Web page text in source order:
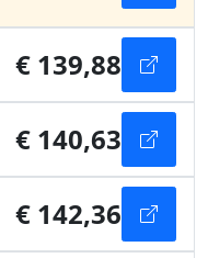
€ 139,88
€ 140,63
€ 142,36